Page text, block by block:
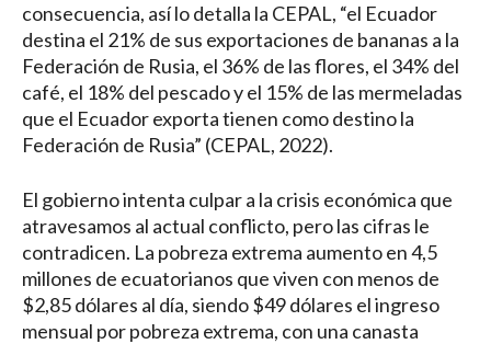
consecuencia, así lo detalla la CEPAL, “el Ecuador
destina el 21% de sus exportaciones de bananas a la
Federación de Rusia, el 36% de las flores, el 34% del
café, el 18% del pescado y el 15% de las mermeladas
que el Ecuador exporta tienen como destino la
Federación de Rusia” (CEPAL, 2022).
El gobierno intenta culpar a la crisis económica que
atravesamos al actual conflicto, pero las cifras le
contradicen. La pobreza extrema aumento en 4,5
millones de ecuatorianos que viven con menos de
$2,85 dólares al día, siendo $49 dólares el ingreso
mensual por pobreza extrema, con una canasta